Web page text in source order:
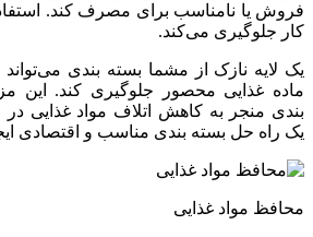
فروش یا نامناسب برای مصرف کند.
کار جلوگیری می‌کند.
یک لایه نازک از مشما بسته بندی می‌تواند
ماده غذایی محصور جلوگیری کند. این
بندی منجر به کاهش اتلاف مواد غذایی
یک راه حل بسته بندی مناسب و اقتصادی
محافظ مواد غذایی